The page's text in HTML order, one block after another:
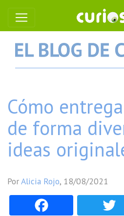
Cómo
de forma
ideas
PorAlicia Rojo, 18/08/2021